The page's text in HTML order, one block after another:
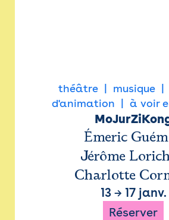
théâtre musique
d'animation
à voir
Émeric
Jérôme
Charlotte
13→ 17 janv.
Réserver